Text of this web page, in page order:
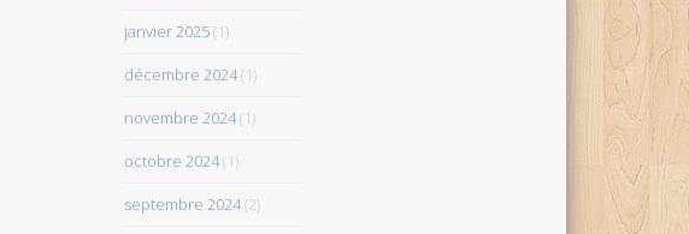
janvier 2025(1)
décembre 2024(1)
novembre 2024(1)
octobre 2024(1)
septembre 2024(2)